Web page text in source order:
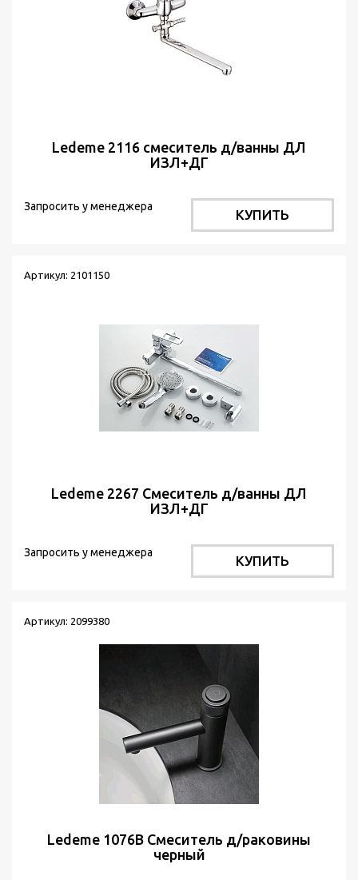
Ledeme 2116 смеситель д/ванны ДЛ
ИЗЛ+ДГ
Запросить у менеджера
КУПИТЬ
Артикул: 2101150
Ledeme 2267 Cмеситель д/ванны ДЛ
ИЗЛ+ДГ
Запросить у менеджера
КУПИТЬ
Артикул: 2099380
Ledeme 1076B Смеситель д/раковины
черный